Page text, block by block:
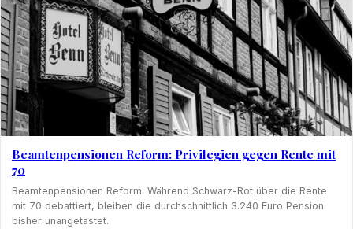
Beamtenpensionen Reform: Privilegien gegen Rente mit
70
Beamtenpensionen Reform: Während Schwarz-Rot über die Rente
mit 70 debattiert, bleiben die durchschnittlich 3.240 Euro Pension
bisher unangetastet.